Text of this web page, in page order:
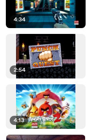
4:34
2:54
4:13